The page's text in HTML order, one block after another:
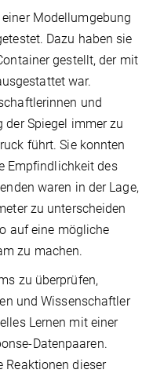
Modellumgebung
Dazu haben sie
gestellt, der mit
war.
und
der Spiegel immer zu
führt. Sie konnten
Empfindlichkeit des
waren in der Lage,
zu unterscheiden
auf eine mögliche
zu machen.
zu überprüfen,
und Wissenschaftler
Lernen mit einer
Datenpaaren.
Reaktionen dieser